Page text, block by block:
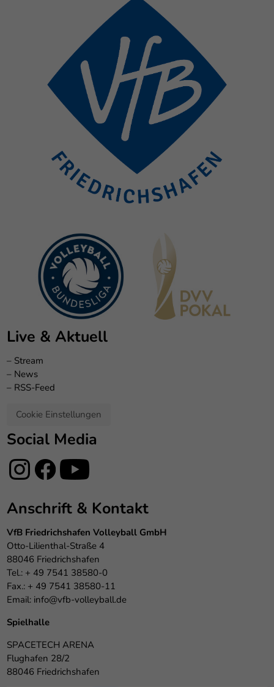
Live & Aktuell
– Stream
– News
– RSS-Feed
Cookie Einstellungen
Social Media
Anschrift & Kontakt
VfB Friedrichshafen Volleyball GmbH
Otto-Lilienthal-Straße 4
88046 Friedrichshafen
Tel.: + 49 7541 38580-0
Fax.: + 49 7541 38580-11
Email: info@vfb-volleyball.de
Spielhalle
SPACETECH ARENA
Flughafen 28/2
88046 Friedrichshafen